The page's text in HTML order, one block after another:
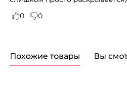
0
0
Похожие товары Вы